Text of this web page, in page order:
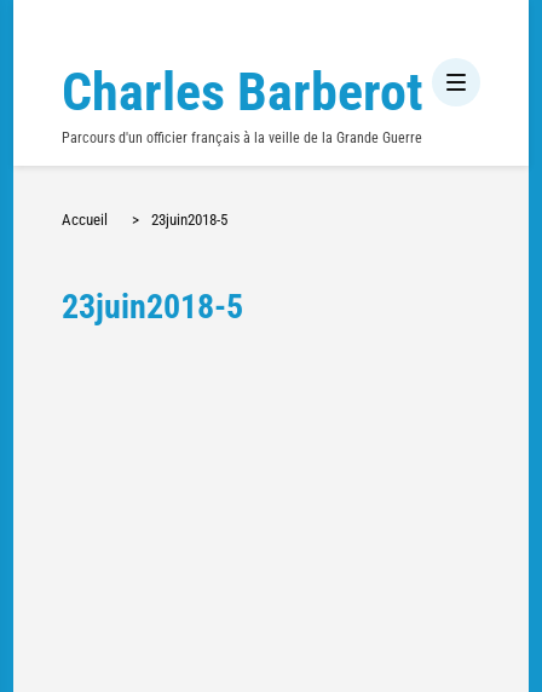
Charles Barberot
Parcours d'un officier français à la veille de la Grande Guerre
Accueil > 23juin2018-5
23juin2018-5